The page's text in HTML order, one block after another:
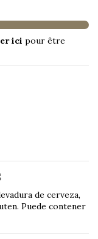
ici pour être
de cerveza,
Puede contener